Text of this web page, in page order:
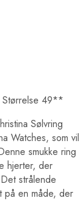
Størrelse 49**
Sølvring
Watches, som vil
smukke ring
hjerter, der
strålende
på en måde, der